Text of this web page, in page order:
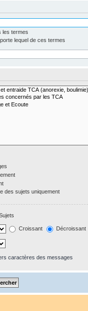
les termes
lequel de ces termes
des sujets uniquement
Croissant Décroissant
caractères des messages